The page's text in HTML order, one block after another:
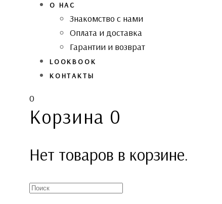
О НАС
Знакомство с нами
Оплата и доставка
Гарантии и возврат
LOOKBOOK
КОНТАКТЫ
0
Корзина 0
Нет товаров в корзине.